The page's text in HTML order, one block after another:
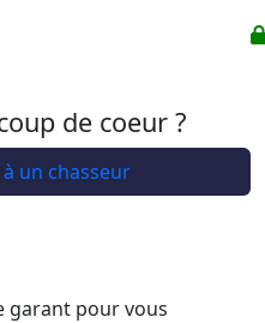
de coeur ?
un chasseur
garant pour vous